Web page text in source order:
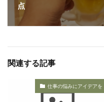
点
関連する記事
仕事の悩みにアイデアを